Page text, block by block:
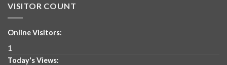
VISITOR COUNT
Online Visitors:
1
Today's Views: